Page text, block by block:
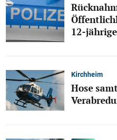
12-
Kirchheim
Hose